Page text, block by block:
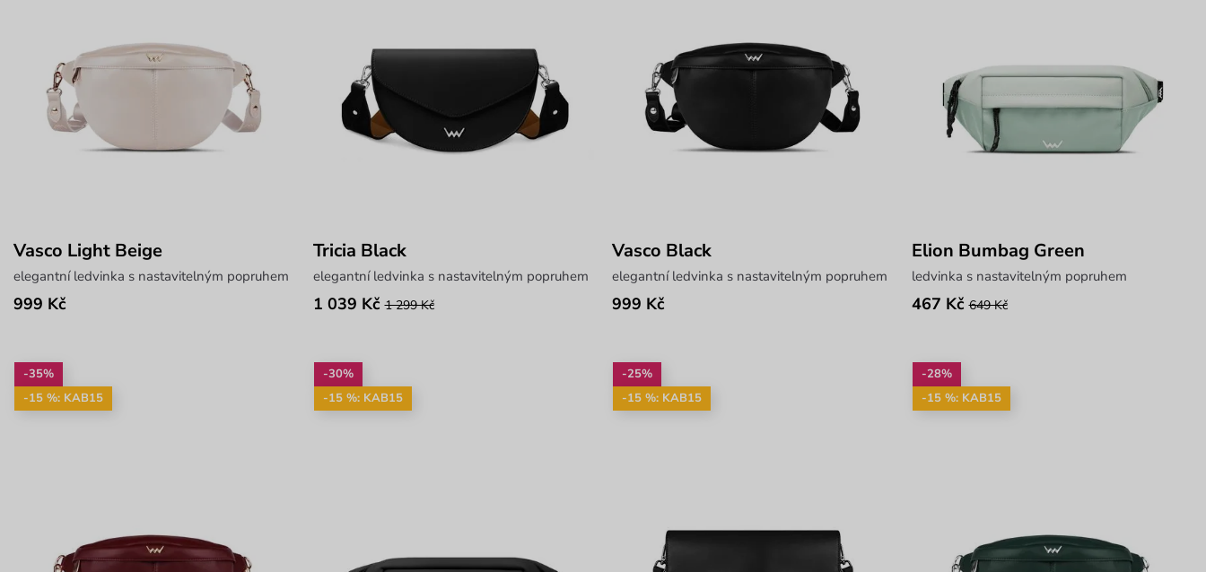
Vasco Light Beige
elegantní ledvinka s nastavitelným popruhem
999 Kč
Tricia Black
elegantní ledvinka s nastavitelným popruhem
1 039 Kč 1 299 Kč
Vasco Black
elegantní ledvinka s nastavitelným popruhem
999 Kč
Elion Bumbag Green
ledvinka s nastavitelným popruhem
467 Kč 649 Kč
-35%
-15 %: KAB15
-30%
-15 %: KAB15
-25%
-15 %: KAB15
-28%
-15 %: KAB15